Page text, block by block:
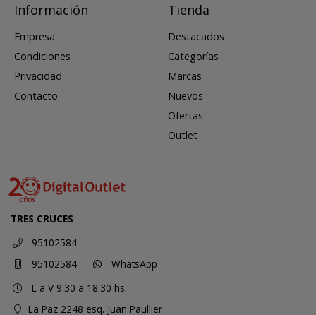
Información
Empresa
Condiciones
Privacidad
Contacto
Tienda
Destacados
Categorías
Marcas
Nuevos
Ofertas
Outlet
TRES CRUCES
95102584
95102584
WhatsApp
L a V 9:30 a 18:30 hs.
La Paz 2248 esq. Juan Paullier